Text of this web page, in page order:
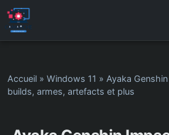
Accueil » Windows 11 » Ayaka
builds, armes, artefacts et plus